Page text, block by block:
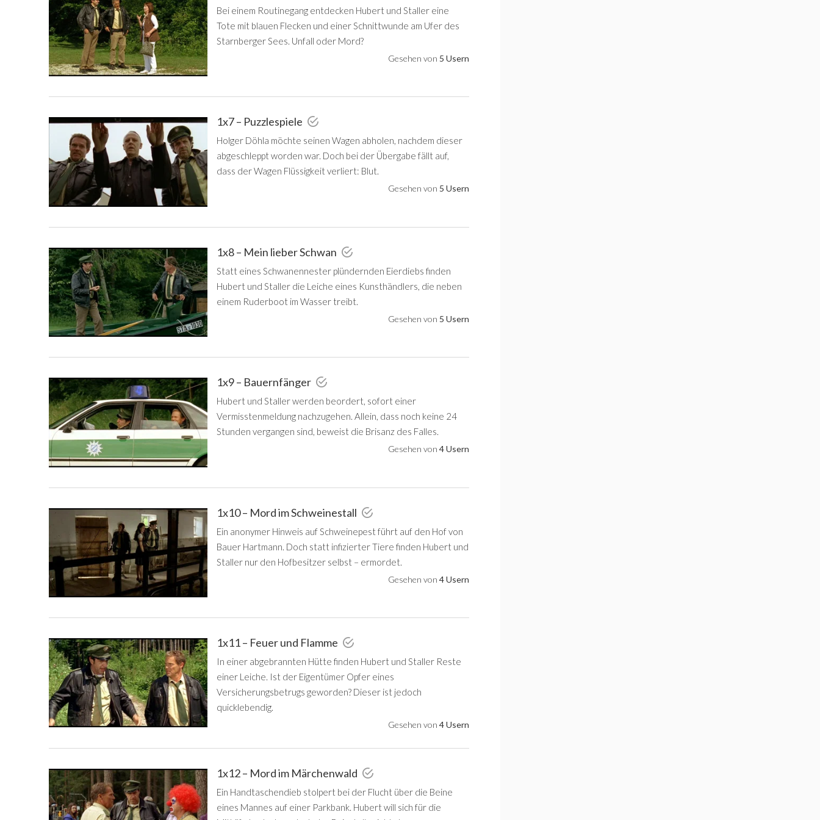
Bei einem Routinegang entdecken Hubert und Staller eine
Tote mit blauen Flecken und einer Schnittwunde am Ufer des
Starnberger Sees. Unfall oder Mord?
Gesehen von 5 Usern
1x7 – Puzzlespiele
Holger Döhla möchte seinen Wagen abholen, nachdem dieser
abgeschleppt worden war. Doch bei der Übergabe fällt auf,
dass der Wagen Flüssigkeit verliert: Blut.
Gesehen von 5 Usern
1x8 – Mein lieber Schwan
Statt eines Schwanennester plündernden Eierdiebs finden
Hubert und Staller die Leiche eines Kunsthändlers, die neben
einem Ruderboot im Wasser treibt.
Gesehen von 5 Usern
1x9 – Bauernfänger
Hubert und Staller werden beordert, sofort einer
Vermisstenmeldung nachzugehen. Allein, dass noch keine 24
Stunden vergangen sind, beweist die Brisanz des Falles.
Gesehen von 4 Usern
1x10 – Mord im Schweinestall
Ein anonymer Hinweis auf Schweinepest führt auf den Hof von
Bauer Hartmann. Doch statt infizierter Tiere finden Hubert und
Staller nur den Hofbesitzer selbst – ermordet.
Gesehen von 4 Usern
1x11 – Feuer und Flamme
In einer abgebrannten Hütte finden Hubert und Staller Reste
einer Leiche. Ist der Eigentümer Opfer eines
Versicherungsbetrugs geworden? Dieser ist jedoch
quicklebendig.
Gesehen von 4 Usern
1x12 – Mord im Märchenwald
Ein Handtaschendieb stolpert bei der Flucht über die Beine
eines Mannes auf einer Parkbank. Hubert will sich für die